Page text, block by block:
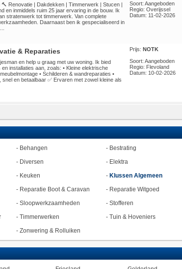
Renovatie | Dakdekken | Timmerwerk | Stucen |
en inmiddels ruim 25 jaar ervaring in de bouw. Ik
stratenwerk tot timmerwerk. Van complete
Daarnaast ben ik gespecialiseerd in
Soort: Aangeboden
Regio: Overijssel
Datum: 11-02-2026
& Reparaties
en help u graag met uw woning. Ik bied
installaties aan, zoals: • Kleine elektrische
• Schilderen & wandreparaties •
en betaalbaar ✅ Ervaren met zowel kleine als
Prijs: NOTK
Soort: Aangeboden
Regio: Flevoland
Datum: 10-02-2026
- Behangen - Bestrating
- Diversen - Elektra
- Keuken - Klussen Algemeen
- Reparatie Boot & Caravan - Reparatie Witgoed
- Sloopwerkzaamheden - Stofferen
- Timmerwerken - Tuin & Hoveniers
- Zonwering & Rolluiken